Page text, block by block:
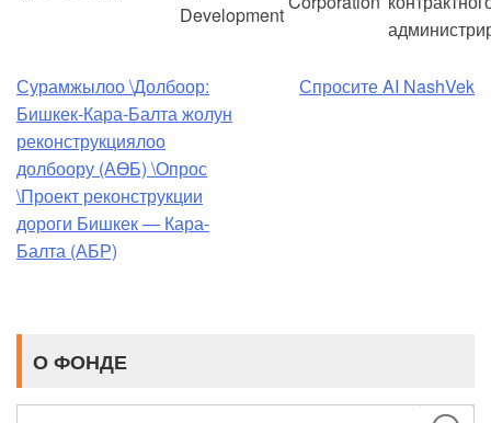
Development
Навигация
по
записям
Сурамжылоо \Долбоор:
Бишкек-Кара-Балта жолун
реконструкциялоо
долбоору (АӨБ) \Опрос
\Проект реконструкции
дороги Бишкек — Кара-
Балта (АБР)
Спросите AI NashVek
О ФОНДЕ